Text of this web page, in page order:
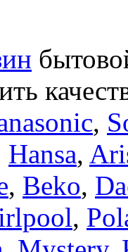
,
Hansa,
, Beko,
,